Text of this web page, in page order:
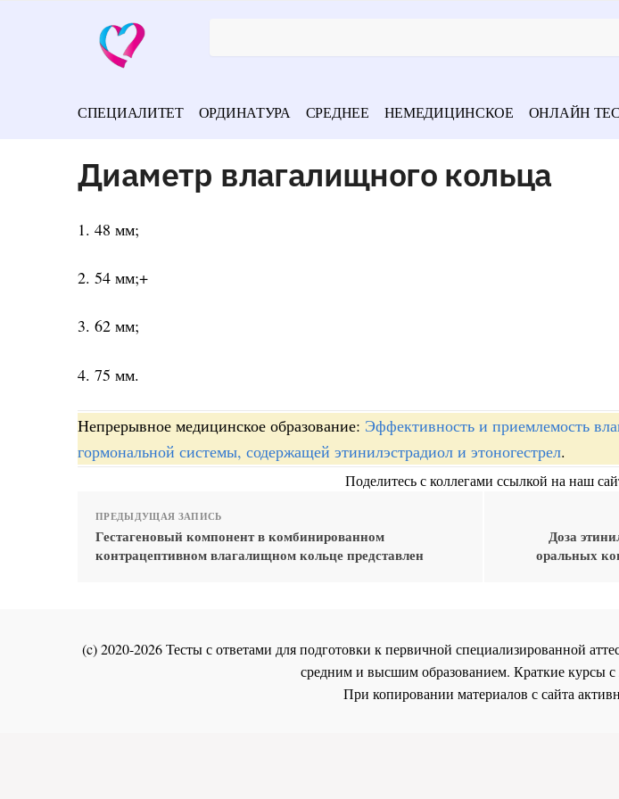
СПЕЦИАЛИТЕТ ОРДИНАТУРА СРЕДНЕЕ НЕМЕДИЦИНСКОЕ ОНЛАЙН
Диаметр влагалищного кольца
1. 48 мм;
2. 54 мм;+
3. 62 мм;
4. 75 мм.
Непрерывное медицинское образование: Эффективность и приемлемость
гормональной системы, содержащей этинилэстрадиол и этоногестрел.
Поделитесь с коллегами ссылкой на наш
ПРЕДЫДУЩАЯ ЗАПИСЬ
Гестагеновый компонент в комбинированном
контрацептивном влагалищном кольце представлен
Доза
оральных
(c) 2020-2026 Тесты с ответами для подготовки к первичной специализированной
средним и высшим образованием. Краткие курсы
При копировании материалов с сайта